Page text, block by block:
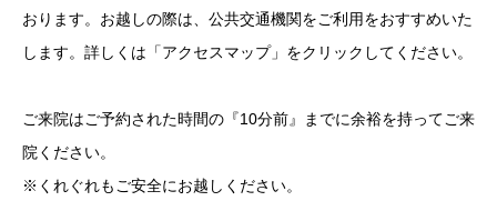
おります。お越しの際は、公共交通機関をご利用をおすすめいた
します。詳しくは「アクセスマップ」をクリックしてください。
ご来院はご予約された時間の『10分前』までに余裕を持ってご来
院ください。
※くれぐれもご安全にお越しください。